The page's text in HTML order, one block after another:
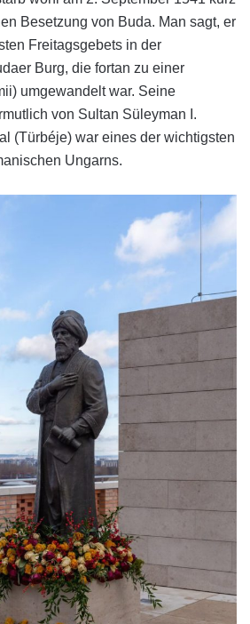
Besetzung von Buda. Man sagt, er
Freitagsgebets in der
Burg, die fortan zu einer
umgewandelt war. Seine
von Sultan Süleyman I.
(Türbéje) war eines der wichtigsten
Ungarns.